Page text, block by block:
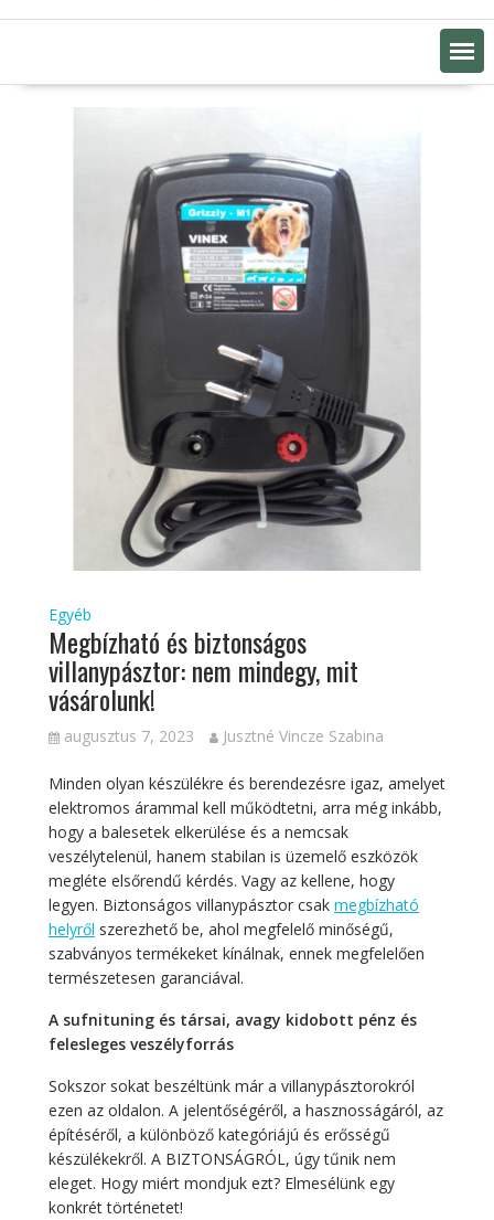
Egyéb
Megbízható és biztonságos
villanypásztor: nem mindegy, mit
vásárolunk!
augusztus 7, 2023 Jusztné Vincze Szabina
Minden olyan készülékre és berendezésre igaz, amelyet
elektromos árammal kell működtetni, arra még inkább,
hogy a balesetek elkerülése és a nemcsak
veszélytelenül, hanem stabilan is üzemelő eszközök
megléte elsőrendű kérdés. Vagy az kellene, hogy
legyen. Biztonságos villanypásztor csak megbízható
helyről szerezhető be, ahol megfelelő minőségű,
szabványos termékeket kínálnak, ennek megfelelően
természetesen garanciával.
A sufnituning és társai, avagy kidobott pénz és
felesleges veszélyforrás
Sokszor sokat beszéltünk már a villanypásztorokról
ezen az oldalon. A jelentőségéről, a hasznosságáról, az
építéséről, a különböző kategóriájú és erősségű
készülékekről. A BIZTONSÁGRÓL, úgy tűnik nem
eleget. Hogy miért mondjuk ezt? Elmesélünk egy
konkrét történetet!